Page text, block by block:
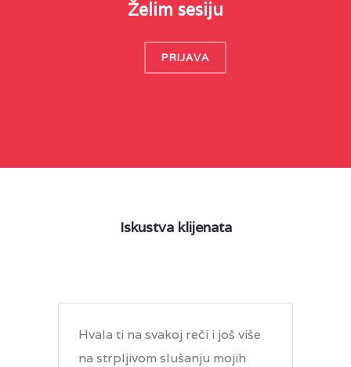
Želim sesiju
PRIJAVA
Iskustva klijenata
Hvala ti na svakoj reči i još više
na strpljivom slušanju mojih